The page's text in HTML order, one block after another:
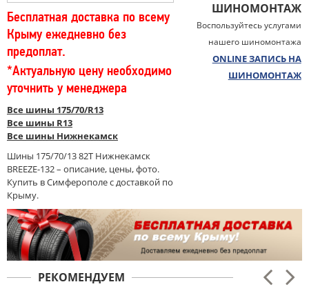
Бесплатная доставка по всему
Крыму ежедневно без
предоплат.
*Актуальную цену необходимо
уточнить у менеджера
Все шины 175/70/R13
Все шины R13
Все шины Нижнекамск
Шины 175/70/13 82T Нижнекамск
BREEZE-132 – описание, цены, фото.
Купить в Симферополе с доставкой по
Крыму.
ШИНОМОНТАЖ
Воспользуйтесь услугами
нашего шиномонтажа
ONLINE ЗАПИСЬ НА
ШИНОМОНТАЖ
РЕКОМЕНДУЕМ